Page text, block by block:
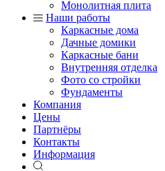
Монолитная плита
Наши работы
Каркасные дома
Дачные домики
Каркасные бани
Внутренняя отделка
Фото со стройки
Фундаменты
Компания
Цены
Партнёры
Контакты
Информация